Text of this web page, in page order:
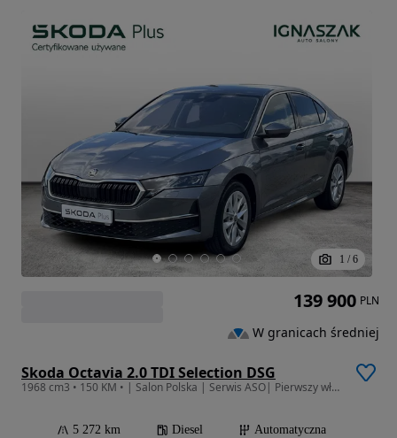
1 / 6
Skoda Octavia 2.0 TDI Selection DSG
1968 cm3 • 150 KM • | Salon Polska | Serwis ASO| Pierwszy właściciel | Gwarancja | Demo
5 272 km Diesel
Automatyczna
139 900 PLN
W granicach średniej